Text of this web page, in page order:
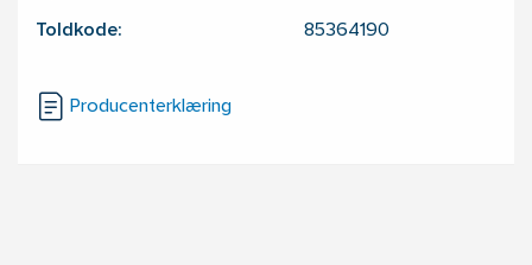
Toldkode: 85364190
Producenterklæring